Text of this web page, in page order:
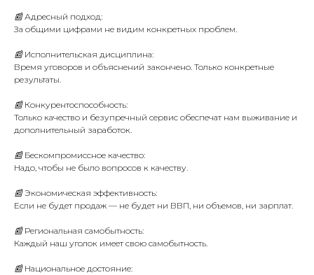
📰 Адресный подход:
За общими цифрами не видим конкретных проблем.
📰 Исполнительская дисциплина:
Время уговоров и объяснений закончено. Только конкретные
результаты.
📰 Конкурентоспособность:
Только качество и безупречный сервис обеспечат нам выживание и
дополнительный заработок.
📰 Бескомпромиссное качество:
Надо, чтобы не было вопросов к качеству.
📰 Экономическая эффективность:
Если не будет продаж — не будет ни ВВП, ни объемов, ни зарплат.
📰 Региональная самобытность:
Каждый наш уголок имеет свою самобытность.
📰 Национальное достояние: